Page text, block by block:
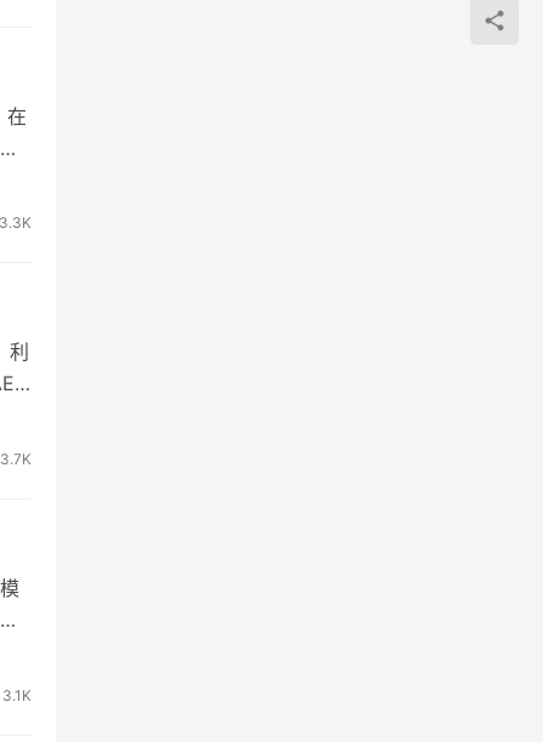
在
3.3K
3.7K
3.1K